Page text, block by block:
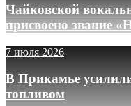
Чайковской
присвоено звание
7 июля 2026
В Прикамье
топливом